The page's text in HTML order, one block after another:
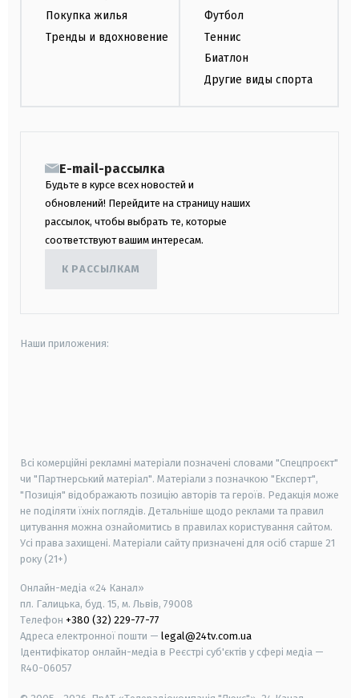
Покупка жилья
Тренды и вдохновение
Футбол
Теннис
Биатлон
Другие виды спорта
E-mail-рассылка
Будьте в курсе всех новостей и
обновлений! Перейдите на страницу наших
рассылок, чтобы выбрать те, которые
соответствуют вашим интересам.
К РАССЫЛКАМ
Наши приложения:
Всі комерційні рекламні матеріали позначені словами "Спецпроєкт"
чи "Партнерський матеріал". Матеріали з позначкою "Експерт",
"Позиція" відображають позицію авторів та героїв. Редакція може
не поділяти їхніх поглядів. Детальніше щодо реклами та правил
цитування можна ознайомитись в правилах користування сайтом.
Усі права захищені. Матеріали сайту призначені для осіб старше 21
року (21+)
Онлайн-медіа «24 Канал»
пл. Галицька, буд. 15, м. Львів, 79008
Телефон +380 (32) 229-77-77
Адреса електронної пошти — legal@24tv.com.ua
Ідентифікатор онлайн-медіа в Реєстрі суб'єктів у сфері медіа —
R40-06057